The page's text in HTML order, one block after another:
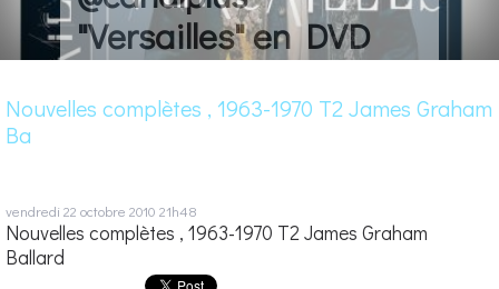
"Versailles" en DVD
Nouvelles complètes , 1963-1970 T2 James Graham
Ba
vendredi 22 octobre 2010 21h48
Nouvelles complètes , 1963-1970 T2 James Graham
Ballard